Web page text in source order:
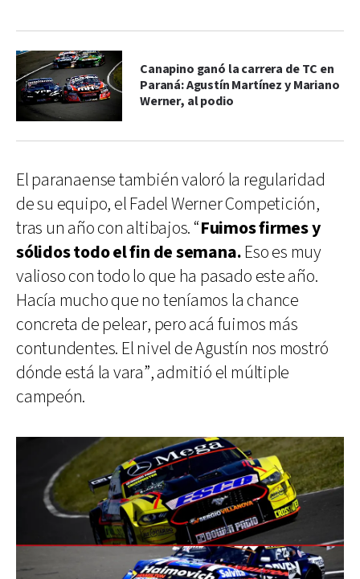
Canapino ganó la carrera de TC en
Paraná: Agustín Martínez y Mariano
Werner, al podio
El paranaense también valoró la regularidad
de su equipo, el Fadel Werner Competición,
tras un año con altibajos. “Fuimos firmes y
sólidos todo el fin de semana.Eso es muy
valioso con todo lo que ha pasado este año.
Hacía mucho que no teníamos la chance
concreta de pelear, pero acá fuimos más
contundentes. El nivel de Agustín nos mostró
dónde está la vara”, admitió el múltiple
campeón.